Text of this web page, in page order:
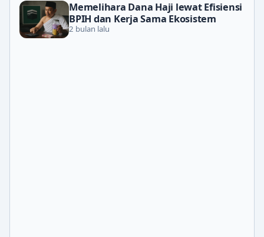
Memelihara Dana Haji lewat Efisiensi
BPIH dan Kerja Sama Ekosistem
2 bulan lalu